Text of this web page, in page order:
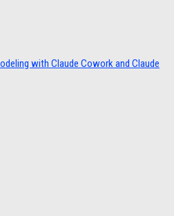
with Claude Cowork and Claude